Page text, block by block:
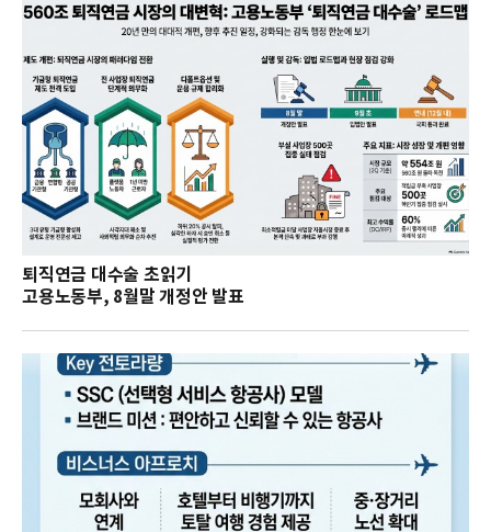
퇴직연금 대수술 초읽기
고용노동부, 8월말 개정안 발표